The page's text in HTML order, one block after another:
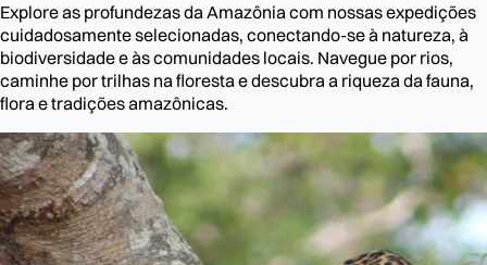
Explore as profundezas da Amazônia com nossas expedições
cuidadosamente selecionadas, conectando-se à natureza, à
biodiversidade e às comunidades locais. Navegue por rios,
caminhe por trilhas na floresta e descubra a riqueza da fauna,
flora e tradições amazônicas.